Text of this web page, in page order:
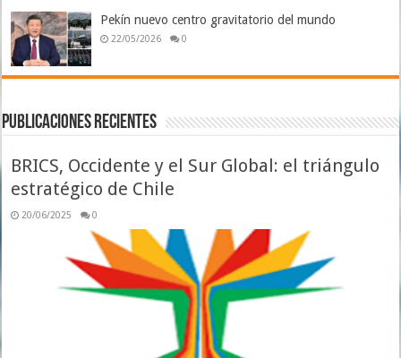
Pekín nuevo centro gravitatorio del mundo
22/05/2026 0
Publicaciones Recientes
BRICS, Occidente y el Sur Global: el triángulo
estratégico de Chile
20/06/2025 0